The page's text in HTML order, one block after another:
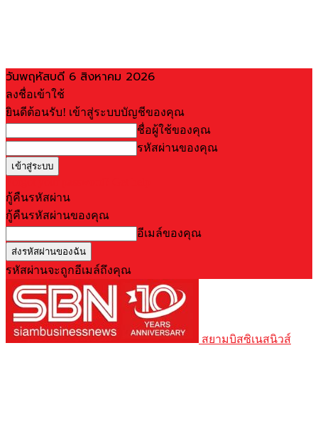
วันพฤหัสบดี 6 สิงหาคม 2026
ลงชื่อเข้าใช้
ยินดีต้อนรับ! เข้าสู่ระบบบัญชีของคุณ
ชื่อผู้ใช้ของคุณ
รหัสผ่านของคุณ
กู้คืนรหัสผ่าน
กู้คืนรหัสผ่านของคุณ
อีเมล์ของคุณ
รหัสผ่านจะถูกอีเมล์ถึงคุณ
สยามบิสซิเนสนิวส์